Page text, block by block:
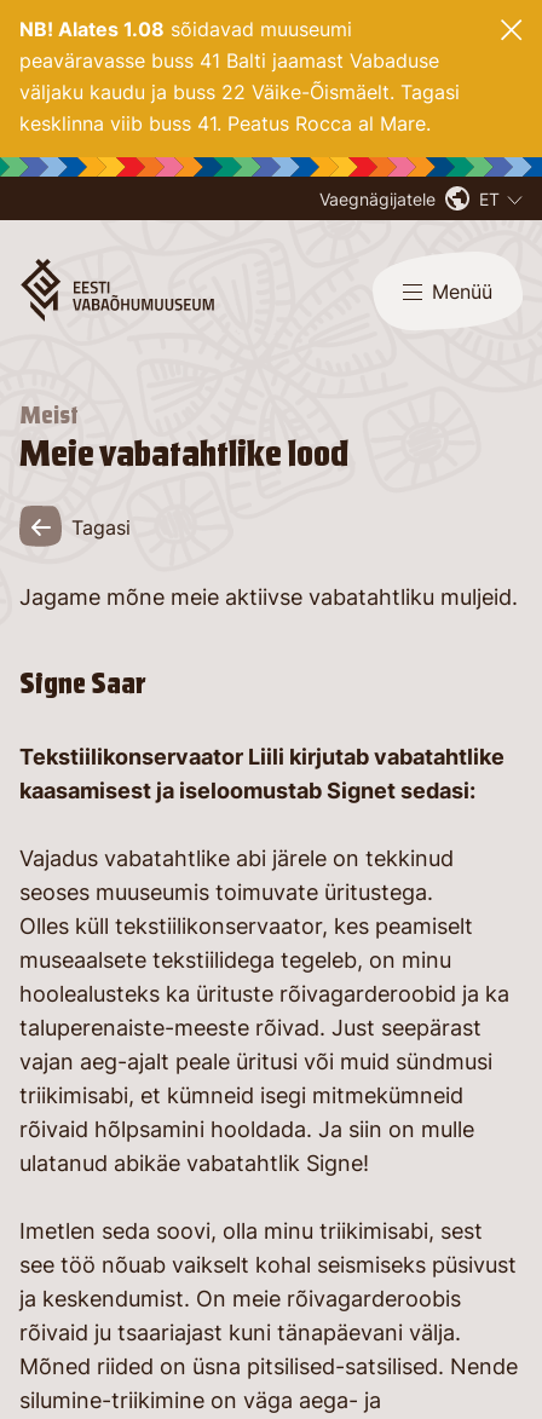
NB! Alates 1.08 sõidavad muuseumi
peaväravasse buss 41 Balti jaamast Vabaduse
väljaku kaudu ja buss 22 Väike-Õismäelt. Tagasi
kesklinna viib buss 41. Peatus Rocca al Mare.
Vaegnägijatele ET
Menüü
Meist
Meie vabatahtlike lood
Tagasi
Jagame mõne meie aktiivse vabatahtliku muljeid.
Signe Saar
Tekstiilikonservaator Liili kirjutab vabatahtlike
kaasamisest ja iseloomustab Signet sedasi:
Vajadus vabatahtlike abi järele on tekkinud
seoses muuseumis toimuvate üritustega.
Olles küll tekstiilikonservaator, kes peamiselt
museaalsete tekstiilidega tegeleb, on minu
hoolealusteks ka ürituste rõivagarderoobid ja ka
taluperenaiste-meeste rõivad. Just seepärast
vajan aeg-ajalt peale üritusi või muid sündmusi
triikimisabi, et kümneid isegi mitmekümneid
rõivaid hõlpsamini hooldada. Ja siin on mulle
ulatanud abikäe vabatahtlik Signe!
Imetlen seda soovi, olla minu triikimisabi, sest
see töö nõuab vaikselt kohal seismiseks püsivust
ja keskendumist. On meie rõivagarderoobis
rõivaid ju tsaariajast kuni tänapäevani välja.
Mõned riided on üsna pitsilised-satsilised. Nende
silumine-triikimine on väga aega- ja